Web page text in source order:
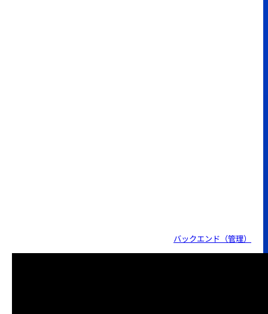
バックエンド（管理）